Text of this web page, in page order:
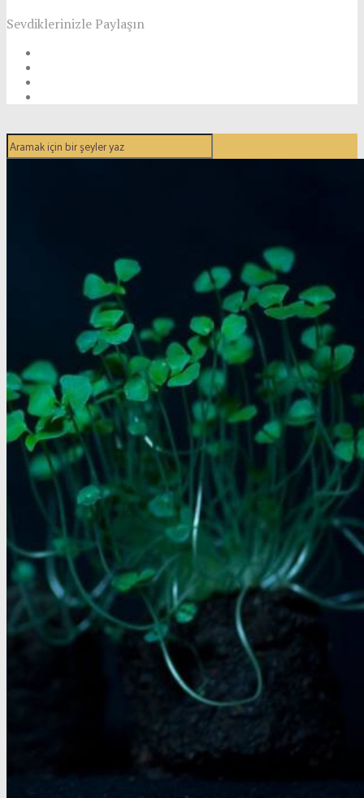
Sevdiklerinizle Paylaşın